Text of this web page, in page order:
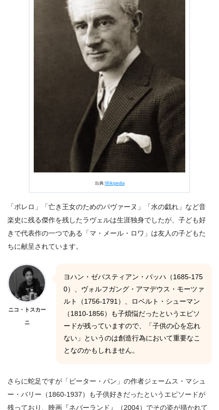
出典:Wikipedia
「ボレロ」「亡き王女のためのパヴァーヌ」「水の戯れ」など音
楽史に残る傑作を残したラヴェルは生涯独身でしたが、子ども好
きで代表作の一つである「マ・メール・ロワ」は友人の子どもた
ちに献呈されています。
ニコ・トスカー
ニ
ヨハン・ゼバスティアン・バッハ（1685-175
0）、ヴォルフガング・アマデウス・モーツァ
ルト（1756-1791）、ロベルト・シューマン
（1810-1856）も子煩悩だったというエピソ
ードが残っていますので、「子供の心を忘れ
ない」というのは創造行為において重要なこ
となのかもしれません。
さらに蛇足ですが「ピーター・パン」の作者ジェームス・マシュ
ー・バリー（1860-1937）も子供好きだったというエピソードが
残っており、映画『ネバーランド』（2004）でその姿が描かれて